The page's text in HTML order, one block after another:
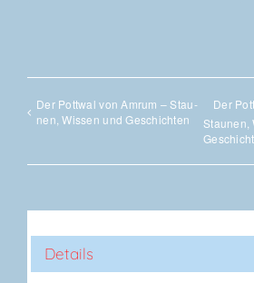
Der Pott­wal von Amrum – Stau­
nen, Wis­sen und Geschichten
Der
Stau­nen,
Details